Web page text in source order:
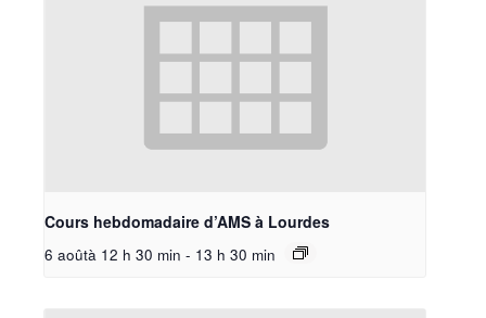
Cours hebdomadaire d’AMS à Lourdes
6 aoûtà 12 h 30 min - 13 h 30 min